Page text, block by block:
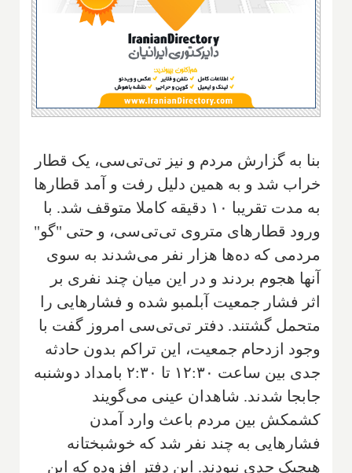
بنا به گزارش مردم و نیز تی‌تی‌سی، یک قطار
خراب شد و به همین دلیل رفت و آمد قطارها
به مدت تقریبا ۱۰ دقیقه کاملا متوقف شد. با
ورود قطارهای متروی تی‌تی‌سی، و حتی "گو"
مردمی که ده‌ها هزار نفر می‌شدند به سوی
آنها هجوم بردند و در این میان چند نفری بر
اثر فشار جمعیت آبلمبو شده و فشارهایی را
متحمل گشتند. دفتر تی‌تی‌سی امروز گفت با
وجود ازدحام جمعیت، این تراکم بدون حادثه
جدی بین ساعت ۱۲:۳۰ تا ۲:۳۰ بامداد دوشنبه
جابجا شدند. شاهدان عینی می‌گویند
کشمکش بین مردم باعث وارد آمدن
فشارهایی به چند نفر شد که خوشبختانه
هیچیک جدی نبودند. این دفتر افزوده که این